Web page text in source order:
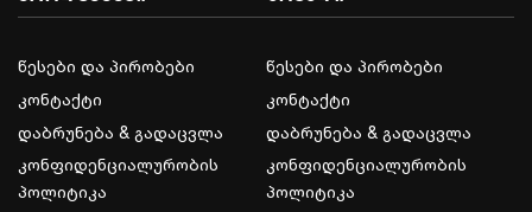
სმარტფონით DMSS აპლიკაციის საშუალებით
დეტალური მონაცემების გახსნა
წესები და პირობები
კონტაქტი
დაბრუნება & გადაცვლა
კონფიდენციალურობის
პოლიტიკა
წესები და პირობები
კონტაქტი
დაბრუნება & გადაცვლა
კონფიდენციალურობის
პოლიტიკა